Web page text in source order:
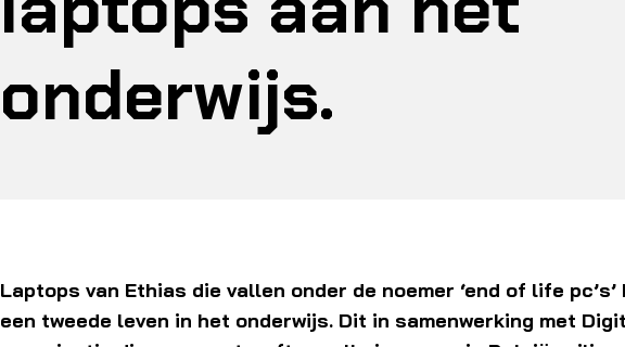
onderwijs.
Laptops van Ethias die vallen onder de noemer ‘end of life
een tweede leven in het onderwijs. Dit in samenwerking met